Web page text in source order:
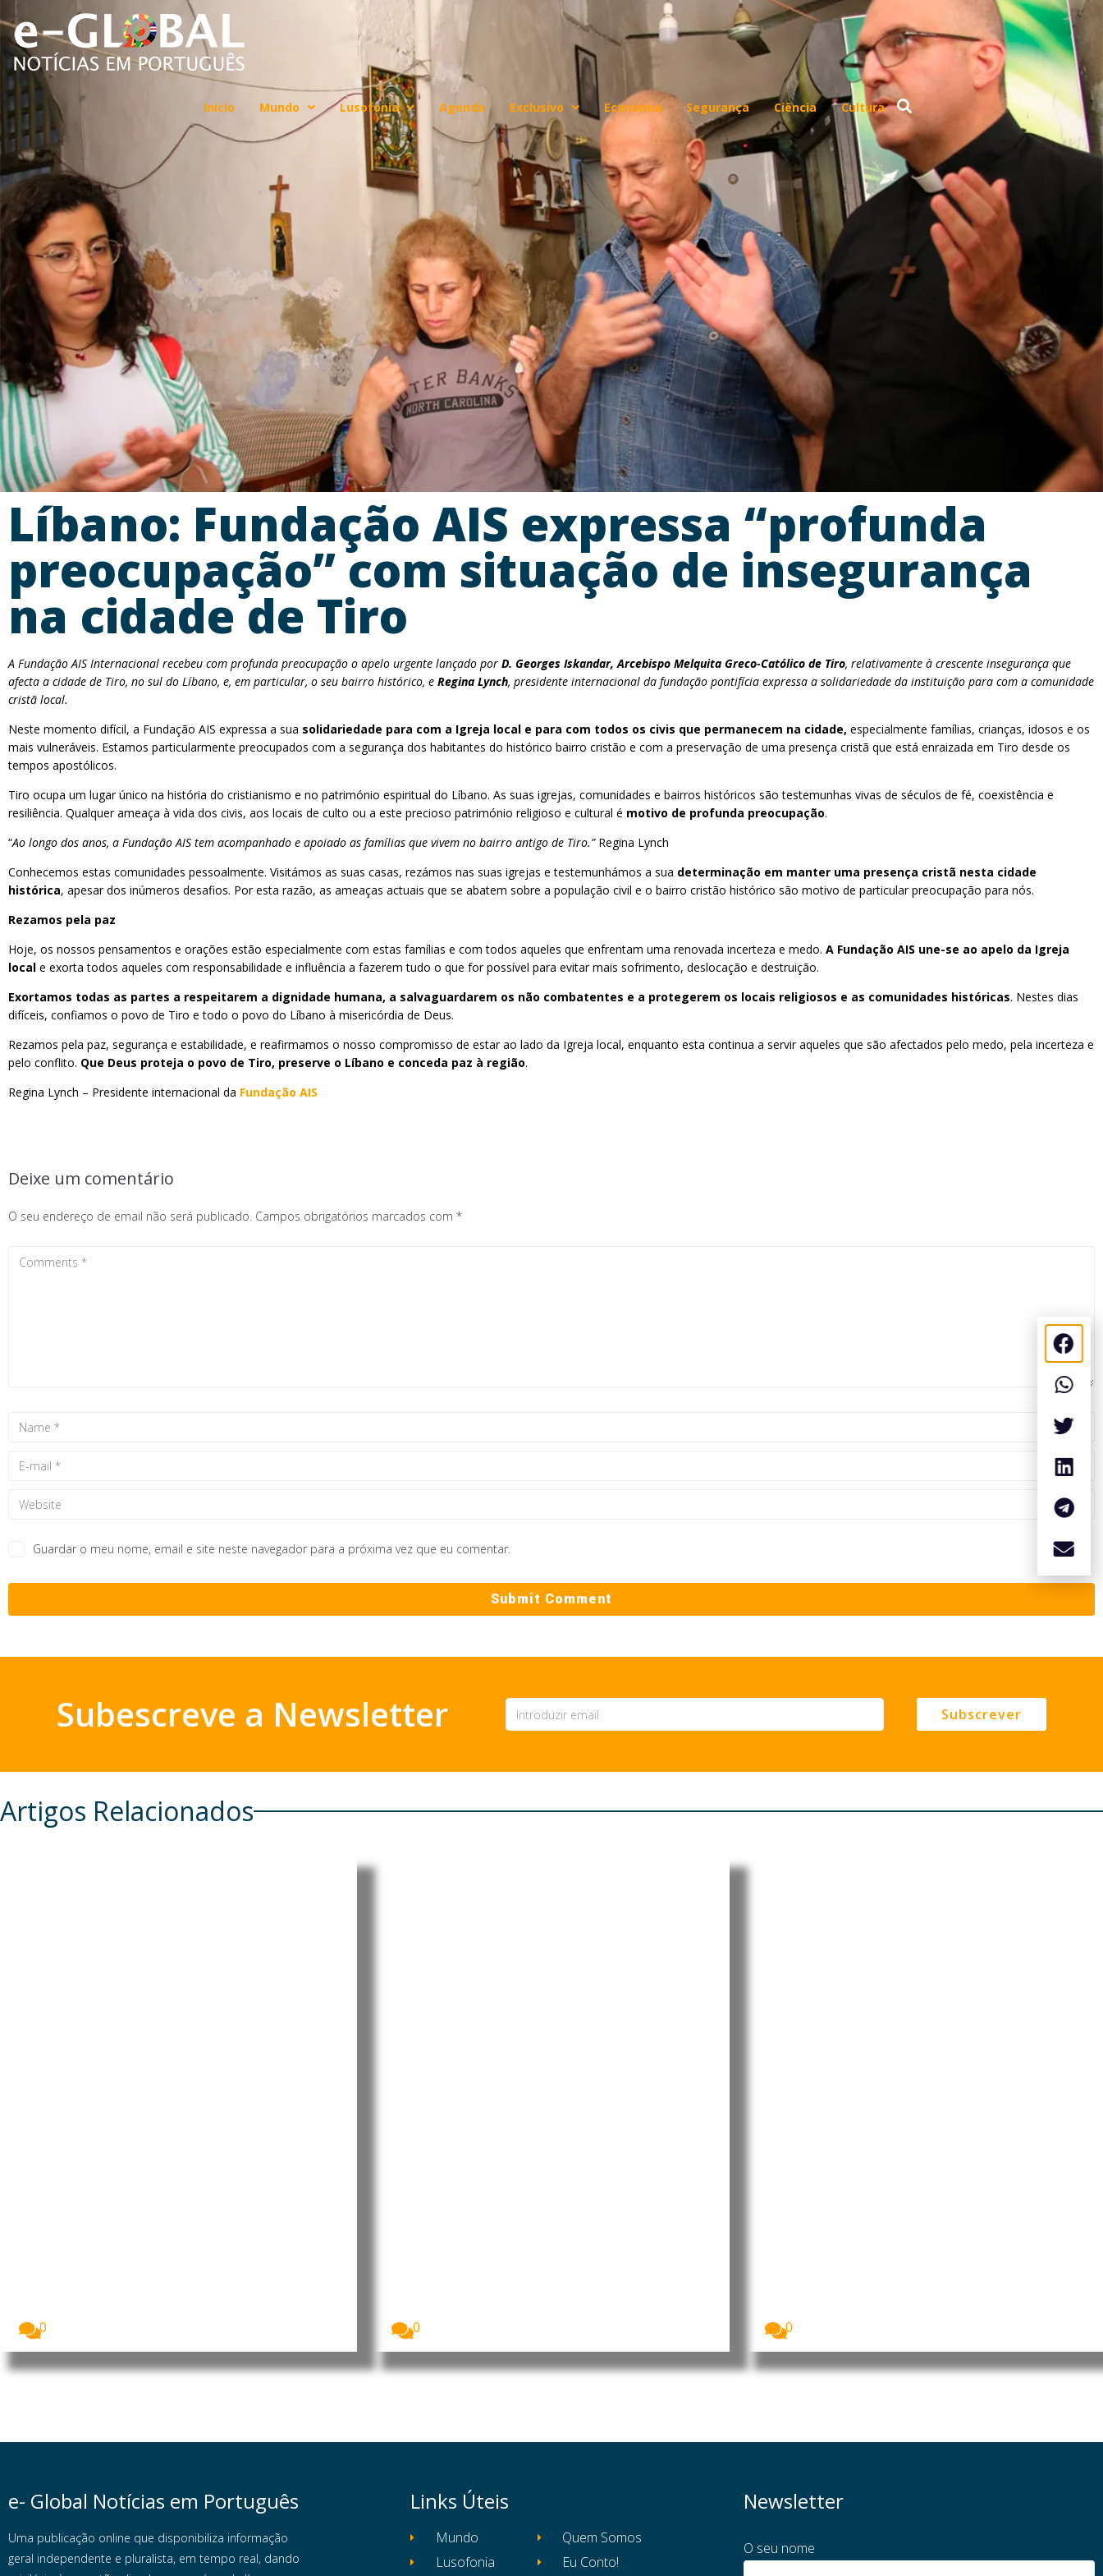
Início Mundo Lusofonia Agenda Exclusivo Economia Segurança Ciência Cultura
Líbano: Fundação AIS expressa “profunda
preocupação” com situação de insegurança
na cidade de Tiro
A Fundação AIS Internacional recebeu com profunda preocupação o apelo urgente lançado por D. Georges Iskandar, Arcebispo Melquita Greco-Católico de Tiro, relativamente à crescente insegurança que
afecta a cidade de Tiro, no sul do Líbano, e, em particular, o seu bairro histórico, e Regina Lynch, presidente internacional da fundação pontifícia expressa a solidariedade da instituição para com a comunidade
cristã local.
Neste momento difícil, a Fundação AIS expressa a sua solidariedade para com a Igreja local e para com todos os civis que permanecem na cidade, especialmente famílias, crianças, idosos e os
mais vulneráveis. Estamos particularmente preocupados com a segurança dos habitantes do histórico bairro cristão e com a preservação de uma presença cristã que está enraizada em Tiro desde os
tempos apostólicos.
Tiro ocupa um lugar único na história do cristianismo e no património espiritual do Líbano. As suas igrejas, comunidades e bairros históricos são testemunhas vivas de séculos de fé, coexistência e
resiliência. Qualquer ameaça à vida dos civis, aos locais de culto ou a este precioso património religioso e cultural é motivo de profunda preocupação.
“Ao longo dos anos, a Fundação AIS tem acompanhado e apoiado as famílias que vivem no bairro antigo de Tiro.” Regina Lynch
Conhecemos estas comunidades pessoalmente. Visitámos as suas casas, rezámos nas suas igrejas e testemunhámos a sua determinação em manter uma presença cristã nesta cidade
histórica, apesar dos inúmeros desafios. Por esta razão, as ameaças actuais que se abatem sobre a população civil e o bairro cristão histórico são motivo de particular preocupação para nós.
Rezamos pela paz
Hoje, os nossos pensamentos e orações estão especialmente com estas famílias e com todos aqueles que enfrentam uma renovada incerteza e medo. A Fundação AIS une-se ao apelo da Igreja
local e exorta todos aqueles com responsabilidade e influência a fazerem tudo o que for possível para evitar mais sofrimento, deslocação e destruição.
Exortamos todas as partes a respeitarem a dignidade humana, a salvaguardarem os não combatentes e a protegerem os locais religiosos e as comunidades históricas. Nestes dias
difíceis, confiamos o povo de Tiro e todo o povo do Líbano à misericórdia de Deus.
Rezamos pela paz, segurança e estabilidade, e reafirmamos o nosso compromisso de estar ao lado da Igreja local, enquanto esta continua a servir aqueles que são afectados pelo medo, pela incerteza e
pelo conflito. Que Deus proteja o povo de Tiro, preserve o Líbano e conceda paz à região.
Regina Lynch – Presidente internacional da Fundação AIS
Deixe um comentário
O seu endereço de email não será publicado. Campos obrigatórios marcados com *
Guardar o meu nome, email e site neste navegador para a próxima vez que eu comentar.
Subescreve a Newsletter Subscrever
Artigos Relacionados
0
0
0
e- Global Notícias em Português
Uma publicação online que disponibiliza informação
geral independente e pluralista, em tempo real, dando
Links Úteis
Mundo
Lusofonia
Quem Somos
Eu Conto!
Newsletter
O seu nome